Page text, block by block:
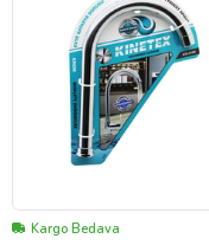
Kargo Bedava